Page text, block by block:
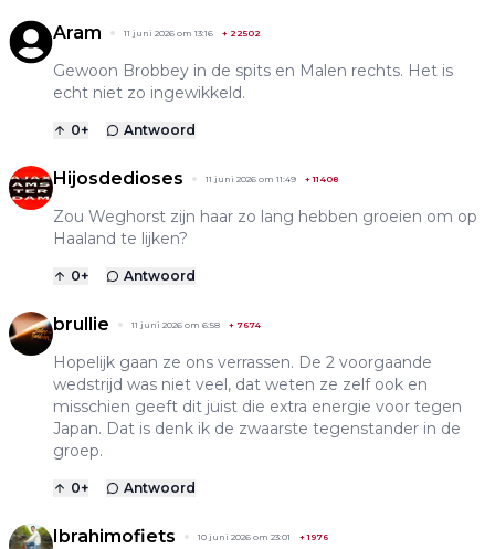
Aram 11 juni 2026 om 13:16 + 22502
Gewoon Brobbey in de spits en Malen rechts. Het is
echt niet zo ingewikkeld.
0+ Antwoord
Hijosdedioses 11 juni 2026 om 11:49 +11408
Zou Weghorst zijn haar zo lang hebben groeien om op
Haaland te lijken?
0+ Antwoord
brullie 11 juni 2026 om 6:58 + 7674
Hopelijk gaan ze ons verrassen. De 2 voorgaande
wedstrijd was niet veel, dat weten ze zelf ook en
misschien geeft dit juist die extra energie voor tegen
Japan. Dat is denk ik de zwaarste tegenstander in de
groep.
0+ Antwoord
Ibrahimofiets 10 juni 2026 om 23:01 +1976